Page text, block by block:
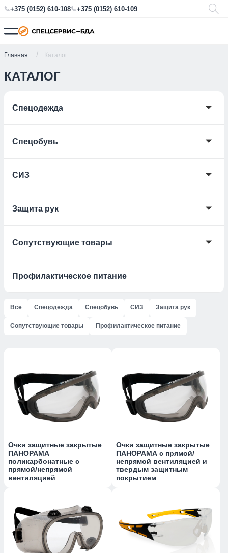
+375 (0152) 610-108 +375 (0152) 610-109
Главная Каталог
КАТАЛОГ
Спецодежда 🞃
Спецобувь 🞃
СИЗ 🞃
Защита рук 🞃
Сопутствующие товары 🞃
Профилактическое питание
Все Спецодежда Спецобувь СИЗ Защита рук
Сопутствующие товары Профилактическое питание
Очки защитные закрытые
ПАНОРАМА
поликарбонатные с
прямой/непрямой
вентиляцией
Очки защитные закрытые
ПАНОРАМА с прямой/
непрямой вентиляцией и
твердым защитным
покрытием